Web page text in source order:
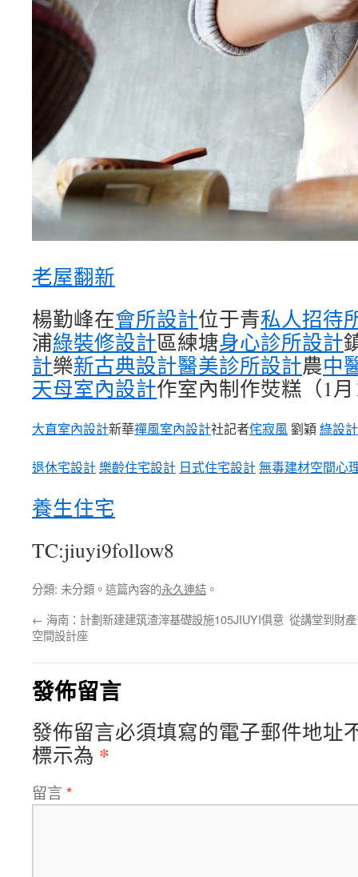
老屋翻新
楊勤峰在會所設計位于青私人招待
浦綠裝修設計區練塘身心診所設計
計樂新古典設計醫美診所設計農中
天母室內設計作室內制作焋糕（1
大直室內設計新華禪風室內設計社記者侘寂風劉穎綠設
退休宅設計樂齡住宅設計 日式住宅設計無毒建材空間心
養生住宅
TC:jiuyi9follow8
分類: 未分類。這篇內容的永久連結 。
← 海南：計劃新建建筑渣滓基礎設施105JIUYI俱意
空間設計座
從講堂到財
發佈留言
發佈留言必須填寫的電子郵件地址
標示為 *
留言 *